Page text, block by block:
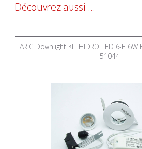
Découvrez aussi ...
ARIC Downlight KIT HIDRO LED 6-E
51044